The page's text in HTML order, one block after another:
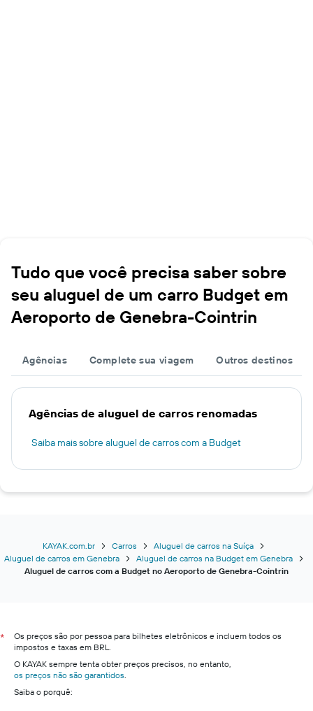
Tudo que você precisa saber sobre
seu aluguel de um carro Budget em
Aeroporto de Genebra-Cointrin
Agências Complete sua viagem Outros destinos
Agências de aluguel de carros renomadas
Saiba mais sobre aluguel de carros com a Budget
KAYAK.com.br Carros
Aluguel de carros na Suíça
Aluguel de carros em Genebra
Aluguel de carros na Budget em Genebra
Aluguel de carros com a Budget no Aeroporto de Genebra-Cointrin
*
Os preços são por pessoa para bilhetes eletrônicos e incluem todos os
impostos e taxas em BRL.
O KAYAK sempre tenta obter preços precisos, no entanto,
os preços não são garantidos
Saiba o porquê: